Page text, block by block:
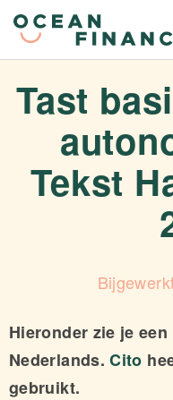
Tast
Tekst
Hieronder zie je
Nederlands.Cito
gebruikt.